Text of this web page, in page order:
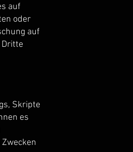
auf
oder
auf
Skripte
es